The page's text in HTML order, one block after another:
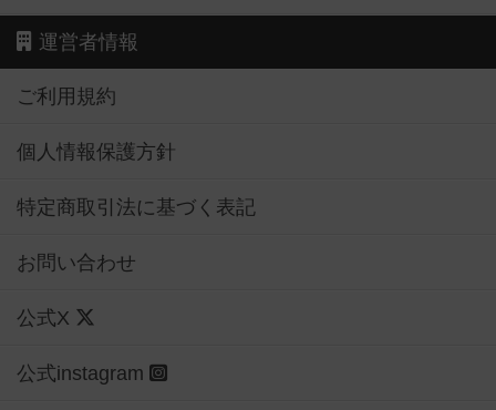
運営者情報
ご利用規約
個人情報保護方針
特定商取引法に基づく表記
お問い合わせ
公式X
公式instagram